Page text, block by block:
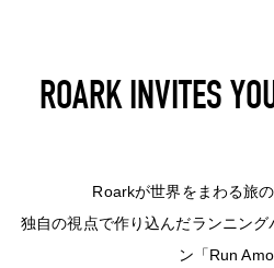
ROARK INVITES
Roarkが世界をまわる旅
独自の視点で作り込んだランニン
ン「Run